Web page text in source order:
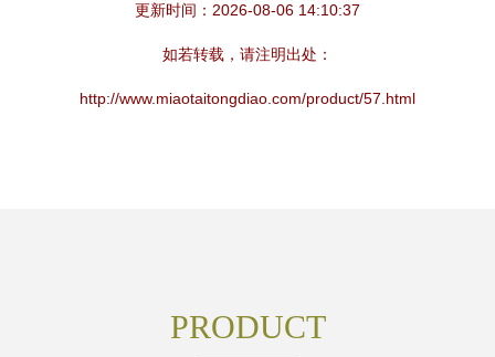
更新时间：2026-08-06 14:10:37
如若转载，请注明出处：
http://www.miaotaitongdiao.com/product/57.html
PRODUCT